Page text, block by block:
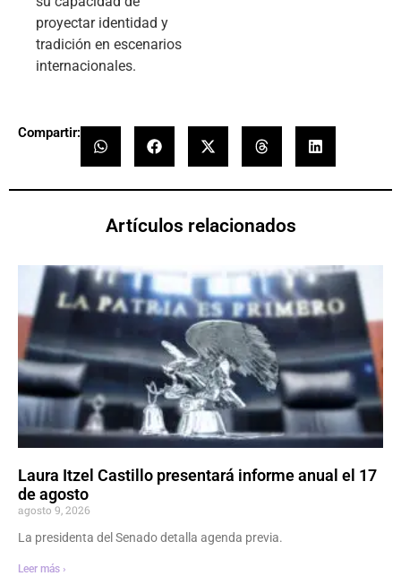
proyectar identidad y
tradición en escenarios
internacionales.
Compartir:
Artículos relacionados
Laura Itzel Castillo presentará informe anual el 17
de agosto
agosto 9, 2026
La presidenta del Senado detalla agenda previa.
Leer más ›